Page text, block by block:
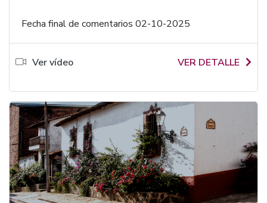
Fecha final de comentarios 02-10-2025
Ver vídeo VER DETALLE